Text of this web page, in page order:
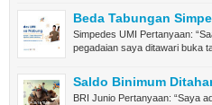
Beda Tabungan
Simpedes UMI Pertanyaan:
pegadaian saya ditawari buka
Saldo Binimum
BRI Junio Pertanyaan: “Saya